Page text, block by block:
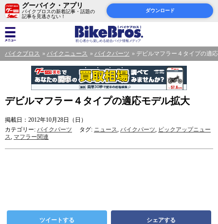
グーバイク・アプリ
バイクブロスの新着記事・話題の
記事を見逃さない！
ダウンロード
バイクブロス バイクニュース バイクパーツ デビルマフラー４タイプの適
デビルマフラー４タイプの適応モデル拡大
掲載日：2012年10月28日（日）
カテゴリー: バイクパーツ タグ: ニュース, バイクパーツ, ピックアップニュー
ス, マフラー関連
ツイートする シェアする